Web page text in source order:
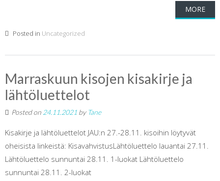
MORE
Posted in Uncategorized
Marraskuun kisojen kisakirje ja
lähtöluettelot
Posted on 24.11.2021 by Tane
Kisakirje ja lähtöluettelot JAU:n 27.-28.11. kisoihin löytyvät
oheisista linkeistä: KisavahvistusLähtöluettelo lauantai 27.11.
Lähtöluettelo sunnuntai 28.11. 1-luokat Lähtöluettelo
sunnuntai 28.11. 2-luokat